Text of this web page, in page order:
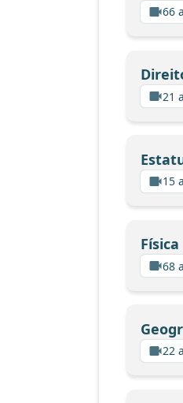
66
21
15
Física
68
22